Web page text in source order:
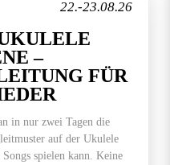
22.-23.08.26
–
FÜR
in nur zwei Tagen die
auf der Ukulele
spielen kann. Keine